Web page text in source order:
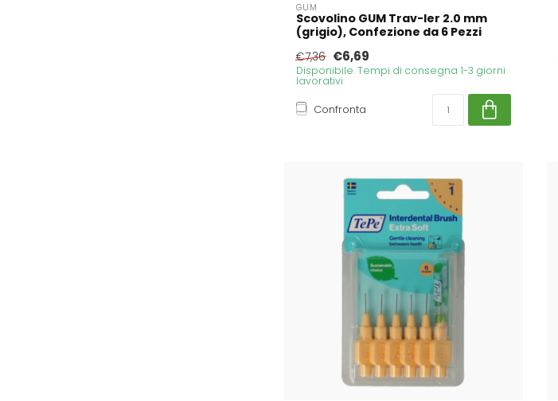
GUM
Scovolino GUM Trav-ler 2.0 mm
(grigio), Confezione da 6 Pezzi
€7,36 €6,69
Disponibile. Tempi di consegna 1-3 giorni
lavorativi
Confronta